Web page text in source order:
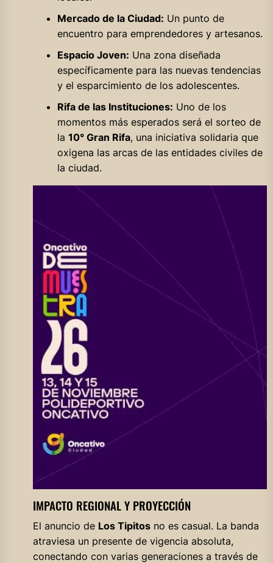
Mercado de la Ciudad: Un punto de
encuentro para emprendedores y artesanos.
Espacio Joven: Una zona diseñada
específicamente para las nuevas tendencias
y el esparcimiento de los adolescentes.
Rifa de las Instituciones: Uno de los
momentos más esperados será el sorteo de
la 10° Gran Rifa, una iniciativa solidaria que
oxigena las arcas de las entidades civiles de
la ciudad.
IMPACTO REGIONAL Y PROYECCIÓN
El anuncio de Los Tipitosno es casual. La banda
atraviesa un presente de vigencia absoluta,
conectando con varias generaciones a través de